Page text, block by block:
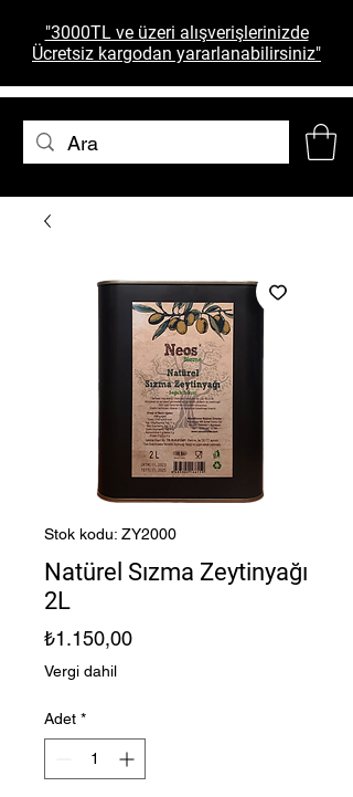
"3000TL ve üzeri alışverişlerinizde
Ücretsiz kargodan yararlanabilirsiniz"
Stok kodu: ZY2000
Natürel Sızma Zeytinyağı
2L
₺1.150,00Fiyat
Vergi dahil
Adet *